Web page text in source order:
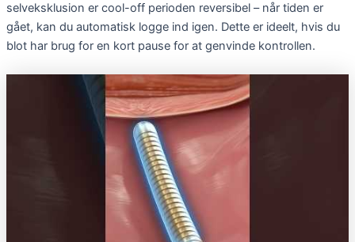
selveksklusion er cool-off perioden reversibel – når tiden er
gået, kan du automatisk logge ind igen. Dette er ideelt, hvis du
blot har brug for en kort pause for at genvinde kontrollen.